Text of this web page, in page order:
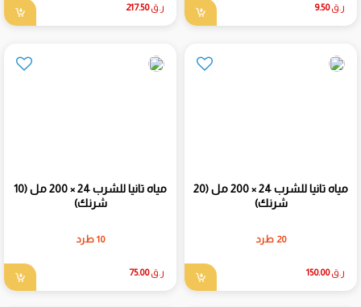
ر.ق9.50 ر.ق217.50
مياه تانيا للشرب 24 × 200 مل (20
شرنك)
20 طرد
ر.ق150.00
مياه تانيا للشرب 24 × 200 مل (10
شرنك)
10 طرد
ر.ق75.00